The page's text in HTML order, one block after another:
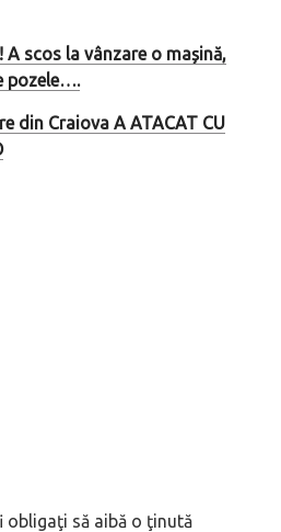
scos la vânzare o mașină,
pozele….
din Craiova A ATACAT CU
să aibă o ţinută